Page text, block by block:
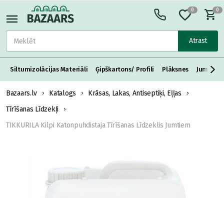
Atrast
0 0
Siltumizolācijas Materiāli Ģipškartons/ Profili Plāksnes Jumta
Bazaars.lv Katalogs
Krāsas, Lakas, Antiseptiķi, Eļļas
Tīrīšanas Līdzekļi
TIKKURILA Kilpi Katonpuhdistaja Tīrīšanas Līdzeklis Jumtiem